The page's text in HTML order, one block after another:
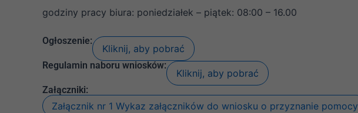
godziny pracy biura: poniedziałek – piątek: 08:00 – 16.00
Ogłoszenie:
Kliknij, aby pobrać
Regulamin naboru wniosków:
Kliknij, aby pobrać
Załączniki:
Załącznik nr 1 Wykaz załączników do wniosku o przyznanie pomocy